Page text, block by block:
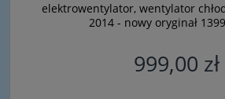
elektrowentylator, wentylator
2014 - nowy oryginał
999,00 zł